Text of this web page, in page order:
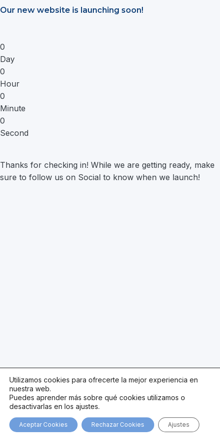
Saltar
Our new website is launching soon!
0
Day
0
Hour
0
Minute
0
Second
Thanks for checking in! While we are getting ready, make
sure to follow us on Social to know when we launch!
Utilizamos cookies para ofrecerte la mejor experiencia en
nuestra web.
Puedes aprender más sobre qué cookies utilizamos o
desactivarlas en los ajustes.
Aceptar Cookies Rechazar Cookies Ajustes